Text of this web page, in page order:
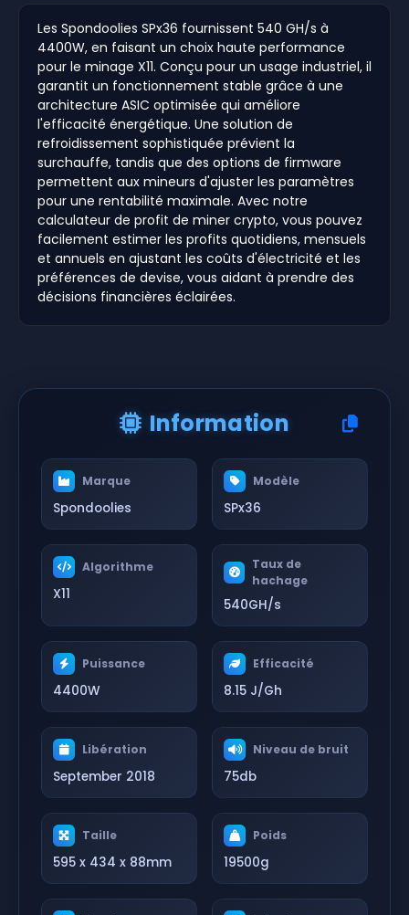
Les Spondoolies SPx36 fournissent 540 GH/s à
4400W, en faisant un choix haute performance
pour le minage X11. Conçu pour un usage industriel, il
garantit un fonctionnement stable grâce à une
architecture ASIC optimisée qui améliore
l'efficacité énergétique. Une solution de
refroidissement sophistiquée prévient la
surchauffe, tandis que des options de firmware
permettent aux mineurs d'ajuster les paramètres
pour une rentabilité maximale. Avec notre
calculateur de profit de miner crypto, vous pouvez
facilement estimer les profits quotidiens, mensuels
et annuels en ajustant les coûts d'électricité et les
préférences de devise, vous aidant à prendre des
décisions financières éclairées.
Information
Marque
Spondoolies
Modèle
SPx36
Algorithme
X11
Taux de
hachage
540GH/s
Puissance
4400W
Efficacité
8.15 J/Gh
Libération
September 2018
Niveau de bruit
75db
Taille
595 x 434 x 88mm
Poids
19500g